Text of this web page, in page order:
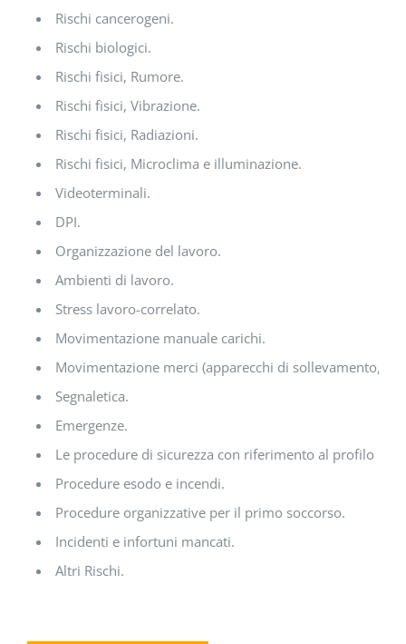
Rischi cancerogeni.
Rischi biologici.
Rischi fisici, Rumore.
Rischi fisici, Vibrazione.
Rischi fisici, Radiazioni.
Rischi fisici, Microclima e illuminazione.
Videoterminali.
DPI.
Organizzazione del lavoro.
Ambienti di lavoro.
Stress lavoro-correlato.
Movimentazione manuale carichi.
Movimentazione merci (apparecchi di sollevamento,
Segnaletica.
Emergenze.
Le procedure di sicurezza con riferimento al profilo di
Procedure esodo e incendi.
Procedure organizzative per il primo soccorso.
Incidenti e infortuni mancati.
Altri Rischi.